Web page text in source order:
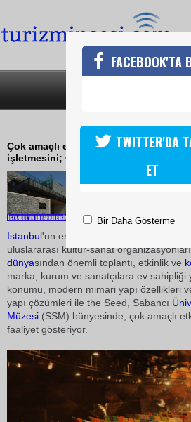
KÜLTÜR VE
Çok amaçlı etkinlik merkezi olarak
işletmesini; GL Events-Türkiye yapıyor.
02 Haziran 2009 /
Farklı
Istanbul'un en farklı yeni etkinlik merkezi
uluslararası kültür-sanat
dünyasından önemli toplantı, etkinlik ve
marka, kurum ve sanatçılara ev sahipliği
konumu, modern mimari yapı özellikleri
yapı çözümleri ile the Seed, Sabancı
Müzesi (SSM) bünyesinde, çok amaçlı
faaliyet gösteriyor.
FACEBOOK'TA
TWITTER'DA
ET
Bir Daha Gösterme